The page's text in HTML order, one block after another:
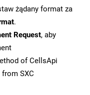
żądany format za
.
Request, aby
of CellsApi
SXC